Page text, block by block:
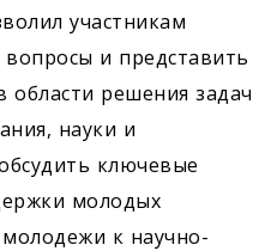
участникам
и представить
решения задач
науки и
ключевые
молодых
к научно-